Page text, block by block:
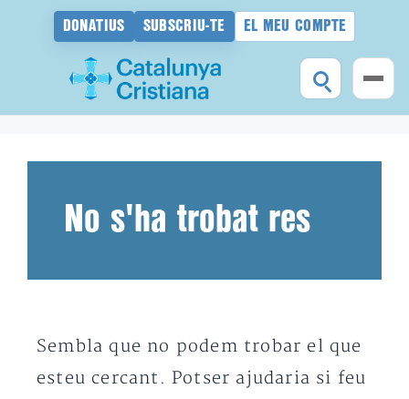
DONATIUS SUBSCRIU-TE EL MEU COMPTE
No s'ha trobat res
Sembla que no podem trobar el que
esteu cercant. Potser ajudaria si feu